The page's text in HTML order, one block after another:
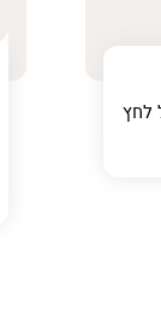
לחץ